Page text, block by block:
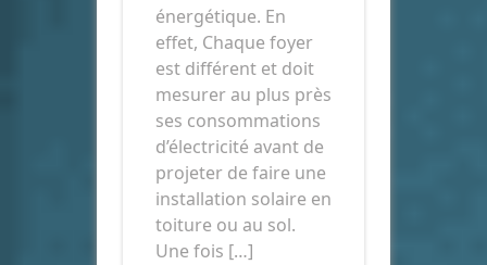
énergétique. En
effet, Chaque foyer
est différent et doit
mesurer au plus près
ses consommations
d’électricité avant de
projeter de faire une
installation solaire en
toiture ou au sol.
Une fois […]